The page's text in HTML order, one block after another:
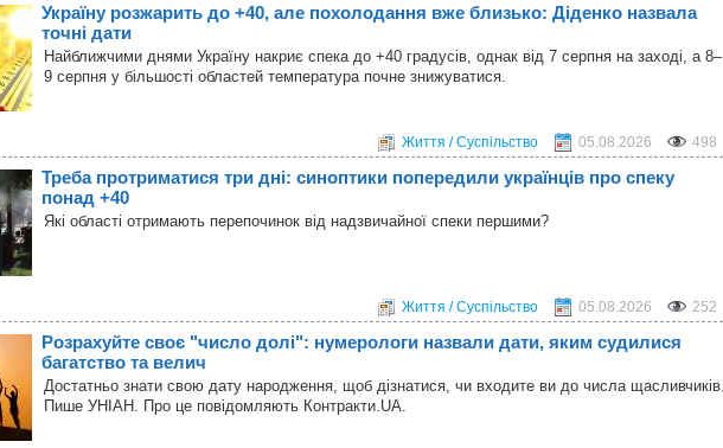
Україну розжарить до +40, але похолодання вже близько: Діденко назвала
точні дати
Найближчими днями Україну накриє спека до +40 градусів, однак від 7 серпня на заході, а 8–
9 серпня у більшості областей температура почне знижуватися.
Життя / Суспільство 05.08.2026 498
Треба протриматися три дні: синоптики попередили українців про спеку
понад +40
Які області отримають перепочинок від надзвичайної спеки першими?
Життя / Суспільство 05.08.2026 252
Розрахуйте своє "число долі": нумерологи назвали дати, яким судилися
багатство та велич
Достатньо знати свою дату народження, щоб дізнатися, чи входите ви до числа щасливчиків.
Пише УНІАН. Про це повідомляють Контракти.UA.